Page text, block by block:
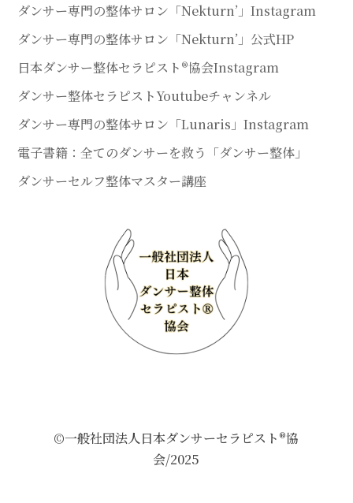
ダンサー専門の整体サロン「Nekturn’」Instagram
ダンサー専門の整体サロン「Nekturn’」公式HP
日本ダンサー整体セラピスト®協会Instagram
ダンサー整体セラピストYoutubeチャンネル
ダンサー専門の整体サロン「Lunaris」Instagram
電子書籍：全てのダンサーを救う「ダンサー整体」
ダンサーセルフ整体マスター講座
©一般社団法人日本ダンサーセラピスト®協
会/2025